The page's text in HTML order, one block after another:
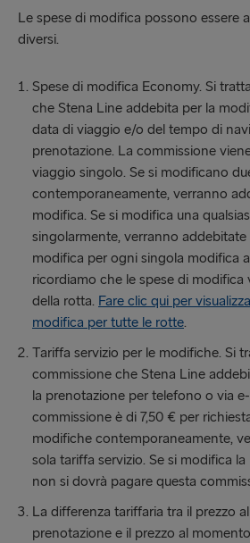
Le spese di modifica possono essere
diversi.
Spese di modifica Economy. Si
che Stena Line addebita per la
data di viaggio e/o del tempo di
prenotazione. La commissione
viaggio singolo. Se si modificano
contemporaneamente, verranno
modifica. Se si modifica una
singolarmente, verranno addebitate
modifica per ogni singola modifica
ricordiamo che le spese di modifica
della rotta. Fare clic qui per
modifica per tutte le rotte.
Tariffa servizio per le modifiche. Si
commissione che Stena Line
la prenotazione per telefono o via
commissione è di 7,50 € per
modifiche contemporaneamente,
sola tariffa servizio. Se si modifica
non si dovrà pagare questa
La differenza tariffaria tra il prezzo
prenotazione e il prezzo al